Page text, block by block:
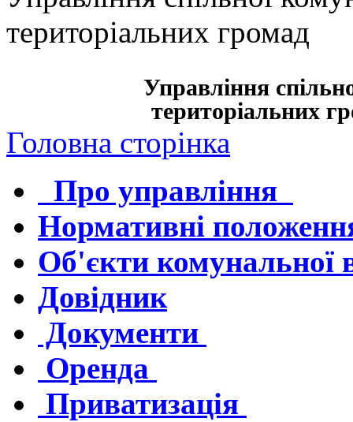
територіальних громад
Управління
територіальних
Головна сторінка
Про управління
Нормативні
Об'єкти комунальної
Довідник
Документи
Оренда
Приватизація